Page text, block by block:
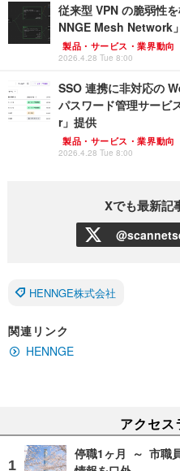
従来型 VPN の脆弱性
NNGE Mesh Network
製品・サービス・業界動向
2026.4.28 Tue 8:00
SSO 連携に非対応の
パスワード管理サービ
r」提供
製品・サービス・業界動向
2026.4.28 Tue 8:00
Xでも最新記
HENNGE株式会社
関連リンク
HENNGE
アクセス
停職1ヶ月 ～ 市職